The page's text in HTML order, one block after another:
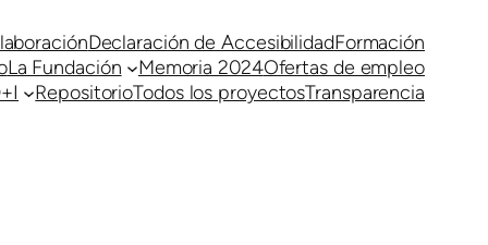
Declaración de AccesibilidadFormación
La Fundación Memoria 2024Ofertas de empleo
RepositorioTodos los proyectosTransparencia